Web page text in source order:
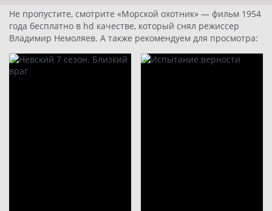
Не пропустите, смотрите «Морской охотник» — фильм 1954
года бесплатно в hd качестве, который снял режиссер
Владимир Немоляев. А также рекомендуем для просмотра: